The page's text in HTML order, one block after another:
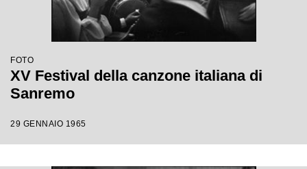
FOTO
XV Festival della canzone italiana di
Sanremo
29 GENNAIO 1965